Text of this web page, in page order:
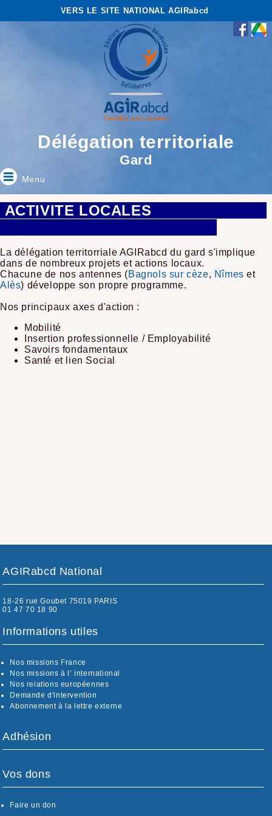
VERS LE SITE NATIONAL AGIRabcd
Délégation territoriale
Gard
Menu
ACTIVITE LOCALES
La délégation territorriale AGIRabcd du gard s'implique
dans de nombreux projets et actions locaux.
Chacune de nos antennes (Bagnols sur cèze, Nîmeset
Alès) développe son propre programme.
Nos principaux axes d'action :
Mobilité
Insertion professionnelle / Employabilité
Savoirs fondamentaux
Santé et lien Social
AGIRabcd National
18-26 rue Goubet 75019 PARIS
01 47 70 18 90
Informations utiles
Nos missions France
Nos missions à l’ international
Nos relations européennes
Demande d'intervention
Abonnement à la lettre externe
Adhésion
Vos dons
Faire un don